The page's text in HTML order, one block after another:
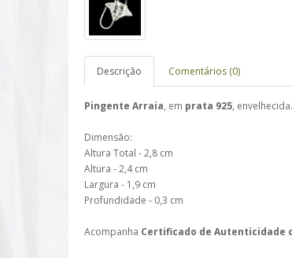
Descrição Comentários (0)
Pingente Arraia, em prata 925, envelhecida.
Dimensão:
Altura Total - 2,8 cm
Altura - 2,4 cm
Largura - 1,9 cm
Profundidade - 0,3 cm
Acompanha Certificado de Autenticidade